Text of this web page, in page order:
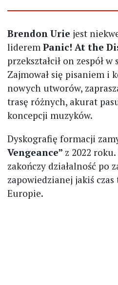
Brendon Urie jest
liderem Panic! At the
przekształcił on zespół
Zajmował się pisaniem i
nowych utworów,
trasę różnych, akurat
koncepcji muzyków.
Dyskografię formacji
Vengeance” z 2022 roku.
zakończy działalność po
zapowiedzianej jakiś
Europie.